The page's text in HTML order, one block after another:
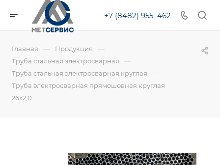
+7 (8482) 955‒462
Главная — Продукция —
Труба стальная электросварная —
Труба стальная электросварная круглая —
Труба электросварная прямошовная круглая
26х2,0